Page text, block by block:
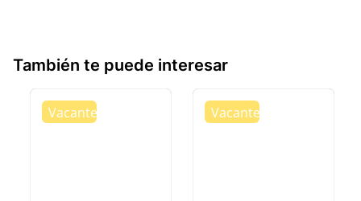
También te puede interesar